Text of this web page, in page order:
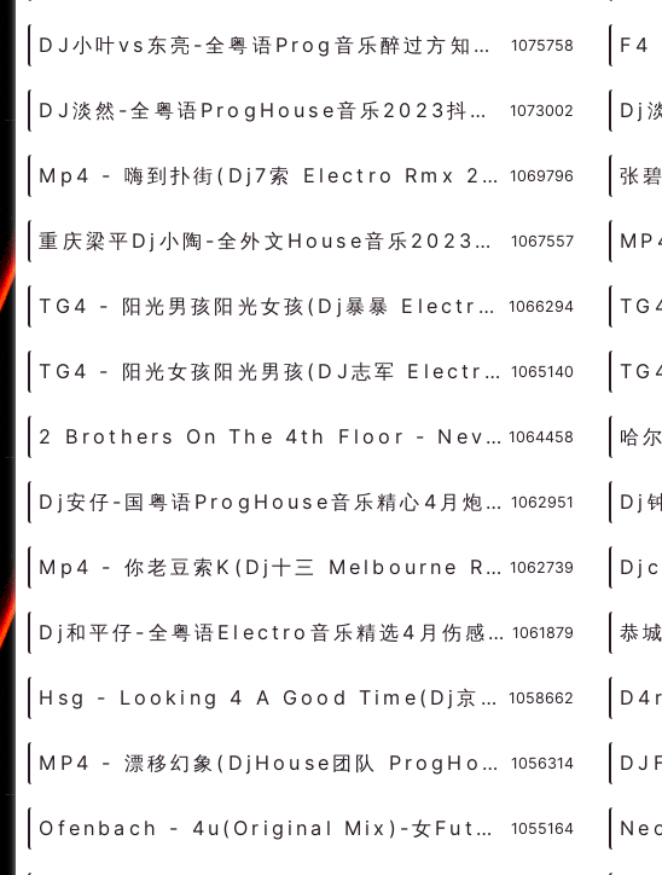
DJ小叶vs东亮-全粤语Prog音乐醉过方知酒浓爱过先知无卵用V4串烧 - 慢摇串烧 超劲爆慢摇舞曲 慢嗨DJ串烧 1075758
DJ淡然-全粤语ProgHouse音乐2023抖音热播精品车载串烧Vo.4 - 慢摇串烧 超劲爆慢摇舞曲 慢嗨DJ串烧 1073002
Mp4 - 嗨到扑街(Dj7索 Electro Rmx 2023 粤语) - 中文Remix 中文CLUB 华语Remix 1069796
重庆梁平Dj小陶-全外文House音乐2023劲爆摇头炸场电音串烧v4 - 慢摇串烧 超劲爆慢摇舞曲 慢嗨DJ串烧 1067557
TG4 - 阳光男孩阳光女孩(Dj暴暴 Electro Rmx 2023) - 中文Remix 中文CLUB 华语Remix 1066294
TG4 - 阳光女孩阳光男孩(DJ志军 Electro Rmx 2023 家有儿女主题曲) - 独家舞曲 发布 优秀DJ舞曲 1065140
2 Brothers On The 4th Floor - Never Alone(Dj柠檬喜 FunkyHouse Rmx 2023) - 外文Remix 越南鼓 越南风格 1064458
Dj安仔-国粤语ProgHouse音乐精心4月炮制客定慢摇MIX串烧 - 慢摇串烧 超劲爆慢摇舞曲 慢嗨DJ串烧 1062951
Mp4 - 你老豆索K(Dj十三 Melbourne Rmx 2023 粤语) - 中文Remix 中文CLUB 华语Remix 1062739
Dj和平仔-全粤语Electro音乐精选4月伤感老歌包房实用跳舞串烧 - 慢摇串烧 超劲爆慢摇舞曲 慢嗨DJ串烧 1061879
Hsg - Looking 4 A Good Time(Dj京仔 ProgHouse Rmx 2023 车载版) - 外文Remix 越南鼓 越南风格 1058662
MP4 - 漂移幻象(DjHouse团队 ProgHouse Rmx 2023 Dj宗好修复完整版) - 中文Remix 中文CLUB 华语Remix 1056314
Ofenbach - 4u(Original Mix)-女FutureHouse - HOUSE 电音HOUSE 电音DJ舞曲 1055164